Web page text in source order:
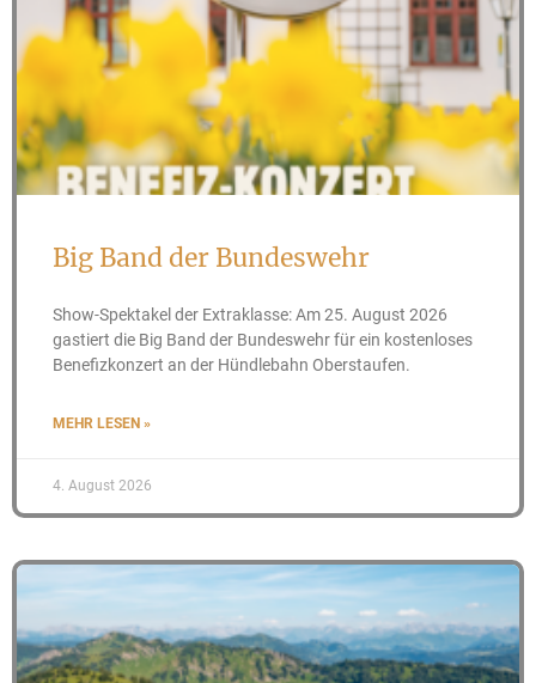
Big Band der Bundeswehr
Show-Spektakel der Extraklasse: Am 25. August 2026
gastiert die Big Band der Bundeswehr für ein kostenloses
Benefizkonzert an der Hündlebahn Oberstaufen.
MEHR LESEN »
4. August 2026